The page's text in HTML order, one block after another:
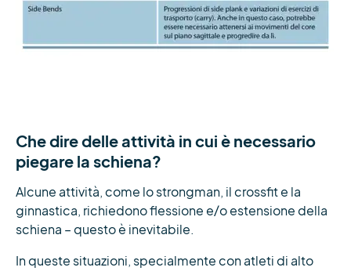
Che dire delle attività in cui è necessario
piegare la schiena?
Alcune attività, come lo strongman, il crossfit e la
ginnastica, richiedono flessione e/o estensione della
schiena – questo è inevitabile.
In queste situazioni, specialmente con atleti di alto